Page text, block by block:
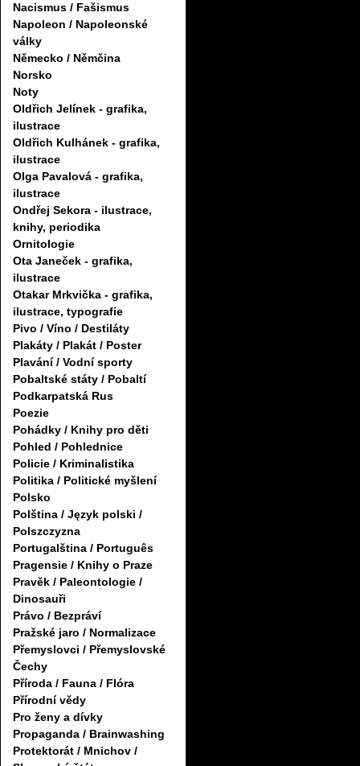
Nacismus / Fašismus
Napoleon / Napoleonské
války
Německo / Němčina
Norsko
Noty
Oldřich Jelínek - grafika,
ilustrace
Oldřich Kulhánek - grafika,
ilustrace
Olga Pavalová - grafika,
ilustrace
Ondřej Sekora - ilustrace,
knihy, periodika
Ornitologie
Ota Janeček - grafika,
ilustrace
Otakar Mrkvička - grafika,
ilustrace, typografie
Pivo / Víno / Destiláty
Plakáty / Plakát / Poster
Plavání / Vodní sporty
Pobaltské státy / Pobaltí
Podkarpatská Rus
Poezie
Pohádky / Knihy pro děti
Pohled / Pohlednice
Policie / Kriminalistika
Politika / Politické myšlení
Polsko
Polština / Język polski /
Polszczyzna
Portugalština / Português
Pragensie / Knihy o Praze
Pravěk / Paleontologie /
Dinosauři
Právo / Bezpráví
Pražské jaro / Normalizace
Přemyslovci / Přemyslovské
Čechy
Příroda / Fauna / Flóra
Přírodní vědy
Pro ženy a dívky
Propaganda / Brainwashing
Protektorát / Mnichov /